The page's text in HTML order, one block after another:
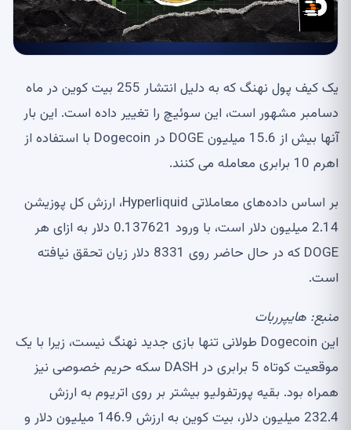
یک کیف پول نهنگ که به دلیل انتشار 255 بیت کوین در ماه
دسامبر مشهور است، این سوئیچ را تغییر داده است. این بار
آنها بیش از 15.6 میلیون DOGE در Dogecoin با استفاده از
اهرم 10 برابری معامله می کنند.
بر اساس داده‌های معاملاتی Hyperliquid، ارزش کل پوزیشن
2.14 میلیون دلار است، با ورود 0.137621 دلار به ازای هر
DOGE که در حال حاضر روی 8331 دلار زیان تحقق نیافته
است.
منبع: هایپرربات
این Dogecoin طولانی تنها بازی جدید نهنگ نیست، زیرا با یک
موقعیت کوتاه 5 برابری در DASH سکه حریم خصوصی نیز
همراه بود. بقیه پورتفولیو بیشتر بر روی اتریوم به ارزش
232.4 میلیون دلار، بیت کوین به ارزش 146.9 میلیون دلار و